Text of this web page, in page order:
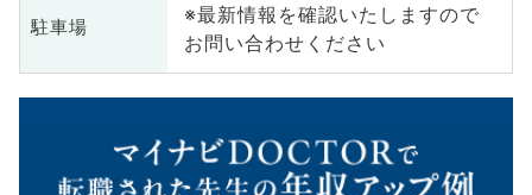
駐車場
※最新情報を確認いたしますので
お問い合わせください